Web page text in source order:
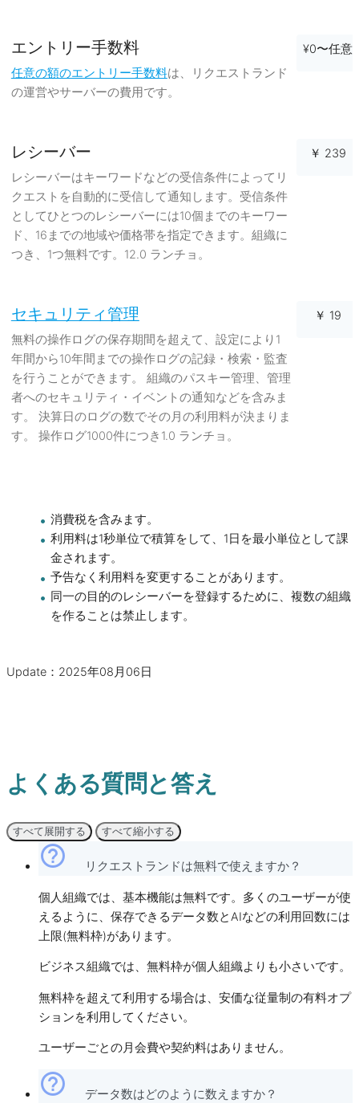
エントリー手数料
任意の額のエントリー手数料は、リクエストランド
の運営やサーバーの費用です。
¥0〜任意
レシーバー
レシーバーはキーワードなどの受信条件によってリ
クエストを自動的に受信して通知します。受信条件
としてひとつのレシーバーには10個までのキーワー
ド、16までの地域や価格帯を指定できます。組織に
つき、1つ無料です。12.0 ランチョ。
￥ 239
セキュリティ管理
無料の操作ログの保存期間を超えて、設定により1
年間から10年間までの操作ログの記録・検索・監査
を行うことができます。 組織のパスキー管理、管理
者へのセキュリティ・イベントの通知などを含みま
す。 決算日のログの数でその月の利用料が決まりま
す。 操作ログ1000件につき1.0 ランチョ。
￥ 19
消費税を含みます。
利用料は1秒単位で積算をして、1日を最小単位として課
金されます。
予告なく利用料を変更することがあります。
同一の目的のレシーバーを登録するために、複数の組織
を作ることは禁止します。
Update：2025年08月06日
よくある質問と答え
すべて展開する すべて縮小する
help_outline リクエストランドは無料で使えますか？
個人組織では、基本機能は無料です。多くのユーザーが使
えるように、保存できるデータ数とAIなどの利用回数には
上限(無料枠)があります。
ビジネス組織では、無料枠が個人組織よりも小さいです。
無料枠を超えて利用する場合は、安価な従量制の有料オプ
ションを利用してください。
ユーザーごとの月会費や契約料はありません。
help_outline データ数はどのように数えますか？